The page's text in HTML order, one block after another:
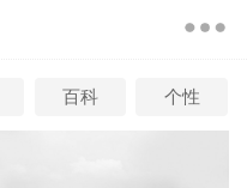
，那我不能因为一部剧讨
百科 个性